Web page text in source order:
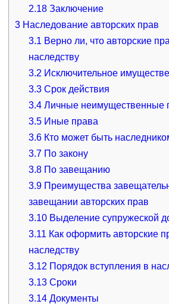
2.18 Заключение
3Наследование авторских прав
3.1 Верно ли, что авторские
наследству
3.2 Исключительное
3.3 Срок действия
3.4 Личные неимущественные
3.5 Иные права
3.6 Кто может быть
3.7 По закону
3.8 По завещанию
3.9 Преимущества
завещании авторских прав
3.10 Выделение супружеской
3.11 Как оформить авторские
наследству
3.12 Порядок вступления в
3.13 Сроки
3.14 Документы